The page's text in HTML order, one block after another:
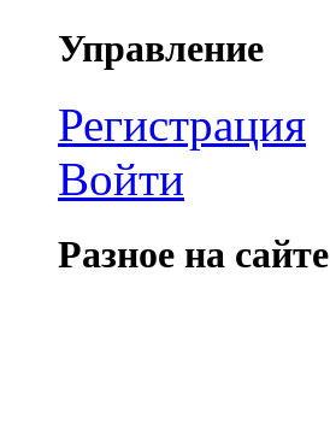
Управление
Регистрация
Войти
Разное на сайте